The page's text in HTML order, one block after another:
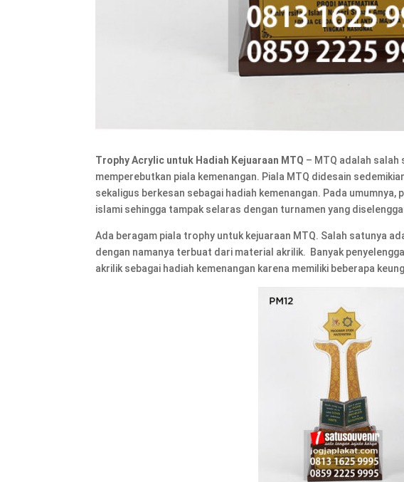
Trophy Acrylic untuk Hadiah Kejuaraan MTQ – MTQ adalah salah
memperebutkan piala kemenangan. Piala MTQ didesain
sekaligus berkesan sebagai hadiah kemenangan. Pada umumnya,
islami sehingga tampak selaras dengan turnamen yang
Ada beragam piala trophy untuk kejuaraan MTQ. Salah satunya
dengan namanya terbuat dari material akrilik. Banyak
akrilik sebagai hadiah kemenangan karena memiliki beberapa